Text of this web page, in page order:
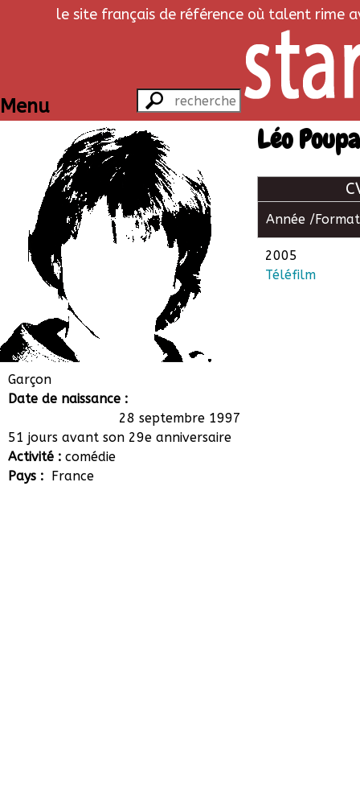
le site français de référence où talent rime
Menu
Léo Poupart
Garçon
Date de naissance :
28 septembre 1997
51 jours avant son 29e anniversaire
Activité : comédie
Pays : France
Léo
Année / Format
2005
Téléfilm